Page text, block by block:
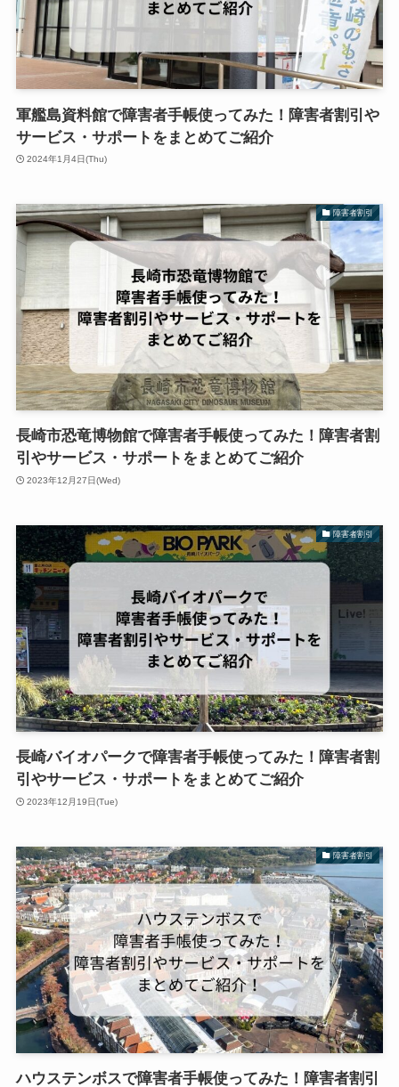
軍艦島資料館で障害者手帳使ってみた！障害者割引や
サービス・サポートをまとめてご紹介
2024年1月4日(Thu)
障害者割引
長崎市恐竜博物館で障害者手帳使ってみた！障害者割
引やサービス・サポートをまとめてご紹介
2023年12月27日(Wed)
障害者割引
長崎バイオパークで障害者手帳使ってみた！障害者割
引やサービス・サポートをまとめてご紹介
2023年12月19日(Tue)
障害者割引
ハウステンボスで障害者手帳使ってみた！障害者割引